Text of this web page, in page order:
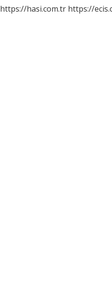
https://hasi.com.tr https://